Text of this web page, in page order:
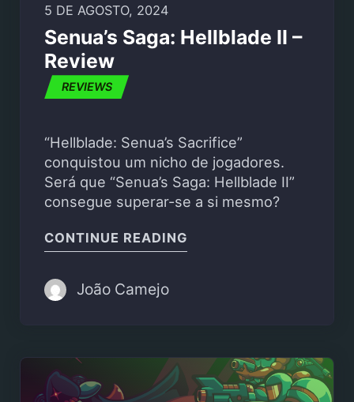
5 DE AGOSTO, 2024
Senua’s Saga: Hellblade II –
Review
REVIEWS
“Hellblade: Senua’s Sacrifice”
conquistou um nicho de jogadores.
Será que “Senua’s Saga: Hellblade II”
consegue superar-se a si mesmo?
CONTINUE READING
João Camejo